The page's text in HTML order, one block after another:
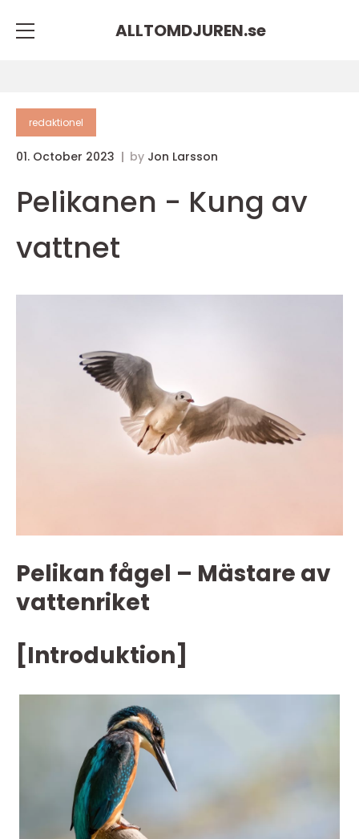
ALLTOMDJUREN.se
redaktionel
01. October 2023 by Jon Larsson
Pelikanen - Kung av
vattnet
Pelikan fågel – Mästare av
vattenriket
[Introduktion]